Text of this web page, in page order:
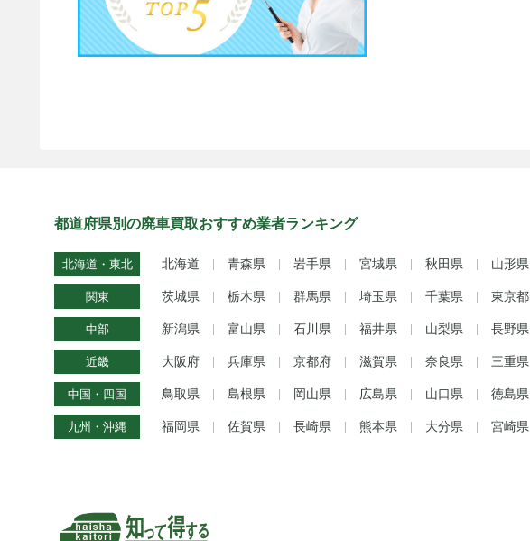
都道府県別の廃車買取おすすめ業者ランキング
北海道・東北 北海道 青森県 岩手県 宮城県 秋田県 山形県
関東 茨城県 栃木県 群馬県 埼玉県 千葉県 東京都
中部 新潟県 富山県 石川県 福井県 山梨県 長野県
近畿 大阪府 兵庫県 京都府 滋賀県 奈良県 三重県
中国・四国 鳥取県 島根県 岡山県 広島県 山口県 徳島県
九州・沖縄 福岡県 佐賀県 長崎県 熊本県 大分県 宮崎県